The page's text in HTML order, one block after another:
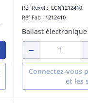
Réf Rexel : LCN1212410
Réf Fab : 1212410
Connectez-vous
et les